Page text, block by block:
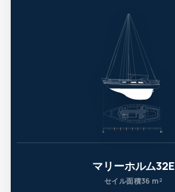
マリーホルム32E
セイル面積36 m²